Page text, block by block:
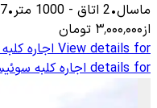
ماسال•
2 اتاق -
1000 متر•
7
از۳٬۰۰۰٬۰۰۰ تومان
View details for اجاره
details for اجاره کلبه